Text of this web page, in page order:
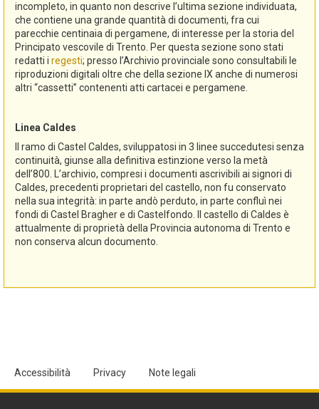
incompleto, in quanto non descrive l’ultima sezione individuata,
che contiene una grande quantità di documenti, fra cui
parecchie centinaia di pergamene, di interesse per la storia del
Principato vescovile di Trento. Per questa sezione sono stati
redatti i regesti; presso l’Archivio provinciale sono consultabili le
riproduzioni digitali oltre che della sezione IX anche di numerosi
altri “cassetti” contenenti atti cartacei e pergamene.
Linea Caldes
Il ramo di Castel Caldes, sviluppatosi in 3 linee succedutesi senza
continuità, giunse alla definitiva estinzione verso la metà
dell’800. L’archivio, compresi i documenti ascrivibili ai signori di
Caldes, precedenti proprietari del castello, non fu conservato
nella sua integrità: in parte andò perduto, in parte confluì nei
fondi di Castel Bragher e di Castelfondo. Il castello di Caldes è
attualmente di proprietà della Provincia autonoma di Trento e
non conserva alcun documento.
Accessibilità Privacy Note legali